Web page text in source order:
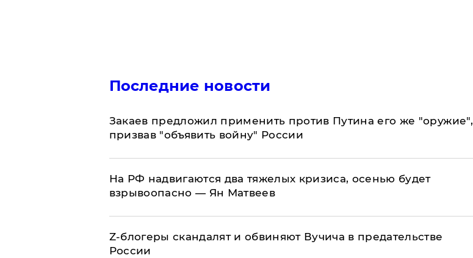
Последние новости
Закаев предложил применить против Путина его же "оружие",
призвав "объявить войну" России
На РФ надвигаются два тяжелых кризиса, осенью будет
взрывоопасно — Ян Матвеев
Z-блогеры скандалят и обвиняют Вучича в предательстве
России